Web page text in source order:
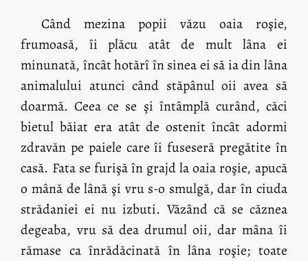
Când mezina popii văzu oaia roşie,
frumoasă, îi plăcu atât de mult lâna ei
minunată, încât hotărî în sinea ei să ia din lâna
animalului atunci când stăpânul oii avea să
doarmă. Ceea ce se şi întâmplă curând, căci
bietul băiat era atât de ostenit încât adormi
zdravăn pe paiele care îi fuseseră pregătite în
casă. Fata se furişă în grajd la oaia roşie, apucă
o mână de lână şi vru s-o smulgă, dar în ciuda
strădaniei ei nu izbuti. Văzând că se căznea
degeaba, vru să dea drumul oii, dar mâna îi
rămase ca înrădăcinată în lâna roşie; toate